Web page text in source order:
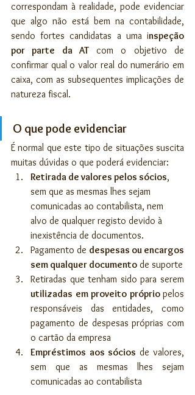
correspondam à realidade, pode evidenciar
que algo não está bem na contabilidade,
sendo fortes candidatas a uma inspeção
por parte da AT com o objetivo de
confirmar qual o valor real do numerário em
caixa, com as subsequentes implicações de
natureza fiscal.
O que pode evidenciar
É normal que este tipo de situações suscita
muitas dúvidas o que poderá evidenciar:
Retirada de valores pelos sócios,
sem que as mesmas lhes sejam
comunicadas ao contabilista, nem
alvo de qualquer registo devido à
inexistência de documentos.
Pagamento de despesas ou encargos
sem qualquer documento
utilizadas em proveito próprio pelos
responsáveis das entidades, como
pagamento de despesas próprias com
o cartão da empresa
Empréstimos aos sócios de valores,
sem que as mesmas lhes sejam
comunicadas ao contabilista